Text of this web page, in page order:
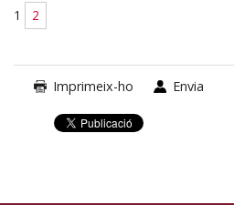
1 2
Imprimeix-ho Envia